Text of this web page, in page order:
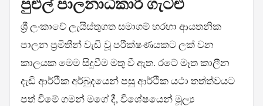
ශ්‍රී ලංකාවේ ලැයිස්තුගත සමාගම් හරහා ආයතනික
පාලන ප්‍රමිතීන් වැඩි වූ පරීක්ෂණයකට ලක් වන
කාලයක මෙම සිදුවීම මතු වී ඇත. රටේ මෑත කාලීන
දැඩි ආර්ථික අර්බුදයෙන් පසු ආර්ථික යථා තත්ත්වයට
පත් වීමේ ගමන් මගේ දී, විශේෂයෙන් මූල්‍ය